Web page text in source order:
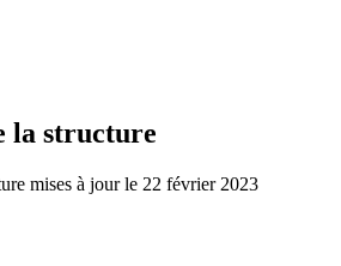
la structure
mises à jour le 22 février 2023